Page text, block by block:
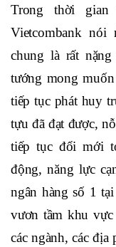
doanh, hỗ trợ
giữ vững ổn định
thúc đẩy phát
Việt Nam hùng
Trong thời
Vietcombank nói
chung là rất
tướng mong
tiếp tục phát huy
tựu đã đạt được,
tiếp tục đổi mới